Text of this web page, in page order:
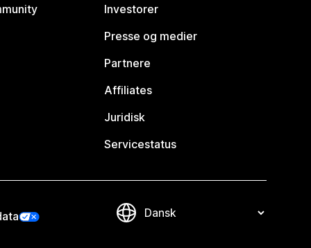
Investorer
Presse og medier
Partnere
Affiliates
Juridisk
Servicestatus